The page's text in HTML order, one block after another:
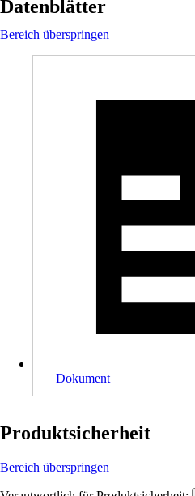
Datenblätter
Bereich überspringen
Dokument
Produktsicherheit
Bereich überspringen